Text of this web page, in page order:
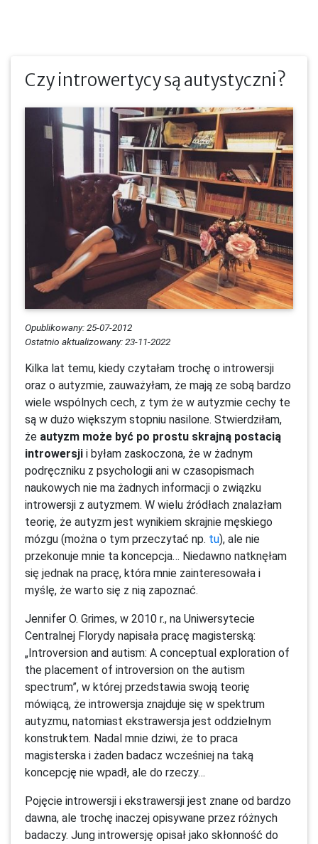
Czy introwertycy są autystyczni?
Opublikowany: 25-07-2012
Ostatnio aktualizowany: 23-11-2022
Kilka lat temu, kiedy czytałam trochę o introwersji
oraz o autyzmie, zauważyłam, że mają ze sobą bardzo
wiele wspólnych cech, z tym że w autyzmie cechy te
są w dużo większym stopniu nasilone. Stwierdziłam,
że autyzm może być po prostu skrajną postacią
introwersji i byłam zaskoczona, że w żadnym
podręczniku z psychologii ani w czasopismach
naukowych nie ma żadnych informacji o związku
introwersji z autyzmem. W wielu źródłach znalazłam
teorię, że autyzm jest wynikiem skrajnie męskiego
mózgu (można o tym przeczytać np. tu), ale nie
przekonuje mnie ta koncepcja… Niedawno natknęłam
się jednak na pracę, która mnie zainteresowała i
myślę, że warto się z nią zapoznać.
Jennifer O. Grimes, w 2010 r., na Uniwersytecie
Centralnej Florydy napisała pracę magisterską:
„Introversion and autism: A conceptual exploration of
the placement of introversion on the autism
spectrum”, w której przedstawia swoją teorię
mówiącą, że introwersja znajduje się w spektrum
autyzmu, natomiast ekstrawersja jest oddzielnym
konstruktem. Nadal mnie dziwi, że to praca
magisterska i żaden badacz wcześniej na taką
koncepcję nie wpadł, ale do rzeczy…
Pojęcie introwersji i ekstrawersji jest znane od bardzo
dawna, ale trochę inaczej opisywane przez różnych
badaczy. Jung introwersję opisał jako skłonność do